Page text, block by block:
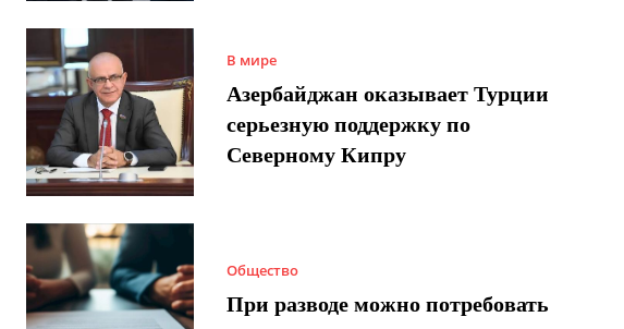
В мире
Азербайджан оказывает Турции
серьезную поддержку по
Северному Кипру
Общество
При разводе можно потребовать